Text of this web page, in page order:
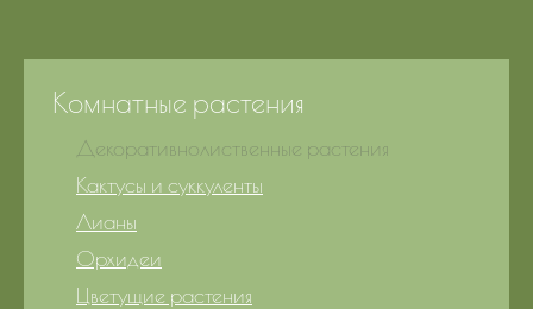
Комнатные растения
Декоративнолиственные растения
Кактусы и суккуленты
Лианы
Орхидеи
Цветущие растения